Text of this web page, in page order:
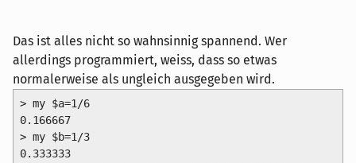
Das ist alles nicht so wahnsinnig spannend. Wer
allerdings programmiert, weiss, dass so etwas
normalerweise als ungleich ausgegeben wird.
> my $a=1/6
0.166667
> my $b=1/3
0.333333